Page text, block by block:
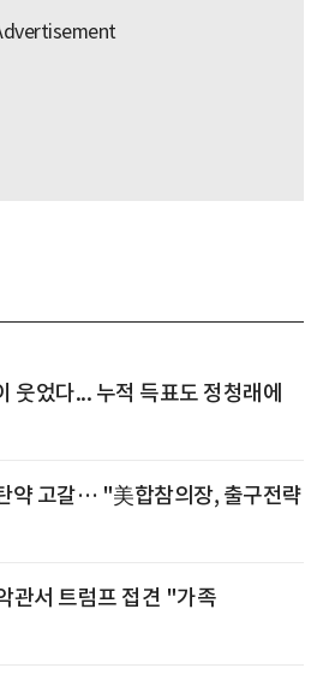
웃었다... 누적 득표도 정청래에
약 고갈… "美합참의장, 출구전략
관서 트럼프 접견 "가족